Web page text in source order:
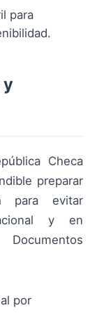
para
y
Checa
preparar
para evitar
y en
por